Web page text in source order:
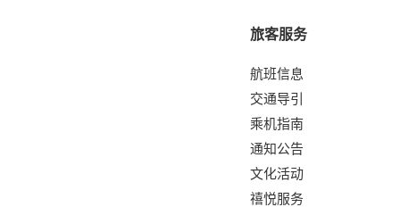
旅客服务
航班信息
交通导引
乘机指南
通知公告
文化活动
禧悦服务